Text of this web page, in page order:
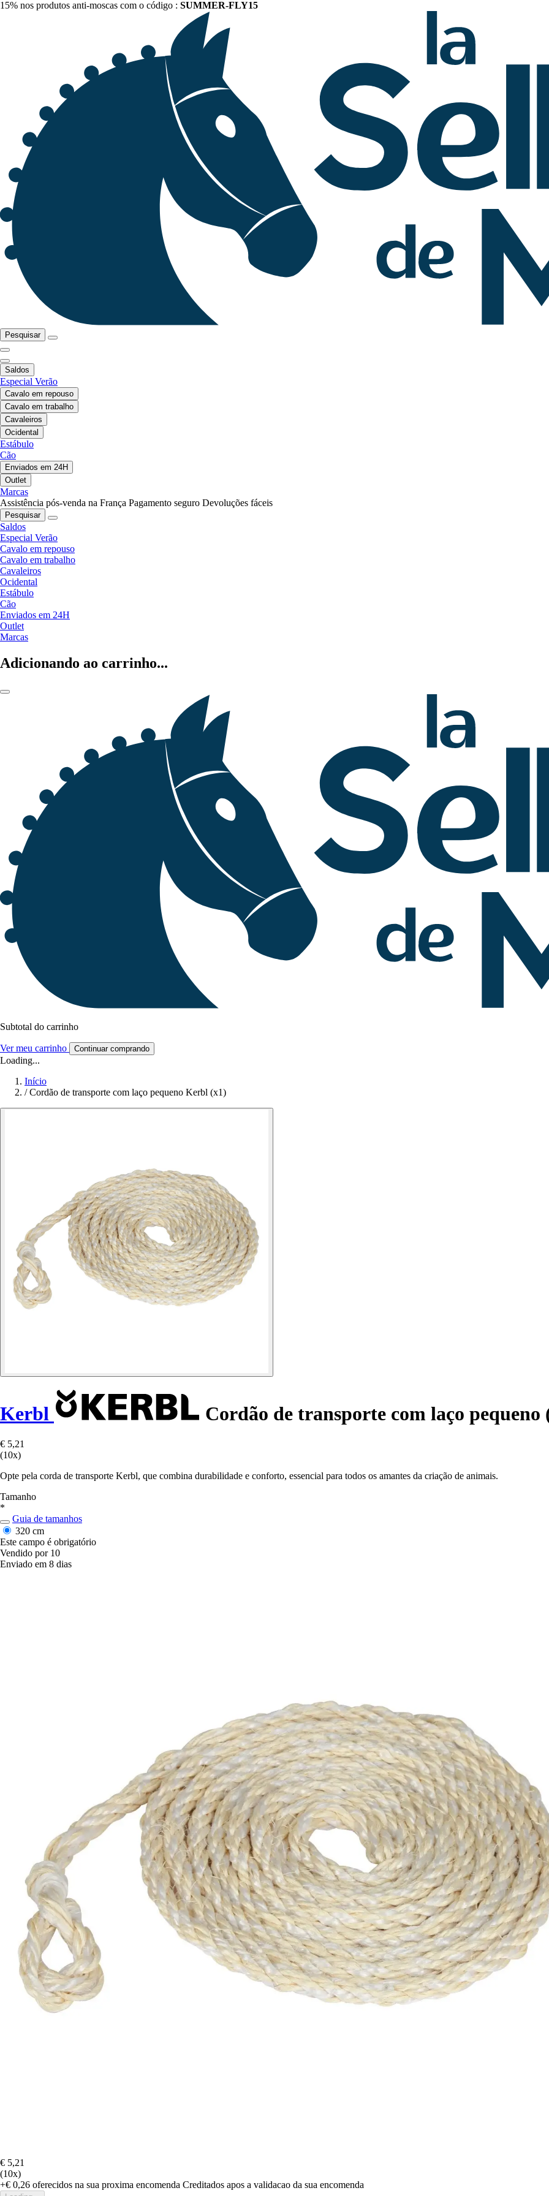
15% nos produtos anti-moscas com o código : SUMMER-FLY15
Pesquisar
Saldos
Especial Verão
Cavalo em repouso
Cavalo em trabalho
Cavaleiros
Ocidental
Estábulo
Cão
Enviados em 24H
Outlet
Marcas
Assistência pós-venda na França Pagamento seguro Devoluções fáceis
Pesquisar
Saldos
Especial Verão
Cavalo em repouso
Cavalo em trabalho
Cavaleiros
Ocidental
Estábulo
Cão
Enviados em 24H
Outlet
Marcas
Adicionando ao carrinho...
Subtotal do carrinho
Ver meu carrinho Continuar comprando
Loading...
Início
/ Cordão de transporte com laço pequeno Kerbl (x1)
Kerbl Cordão de transporte com laço pequeno
€ 5,21
(10x)
Opte pela corda de transporte Kerbl, que combina durabilidade e conforto, essencial para todos os amantes da criação de animais.
Tamanho
*
Guia de tamanhos
320 cm
Este campo é obrigatório
Vendido por 10
Enviado em 8 dias
€ 5,21
(10x)
+€ 0,26 oferecidos na sua proxima encomenda Creditados apos a validacao da sua encomenda